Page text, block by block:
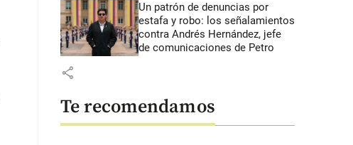
Un patrón de denuncias por
estafa y robo: los señalamientos
contra Andrés Hernández, jefe
de comunicaciones de Petro
share
Te recomendamos